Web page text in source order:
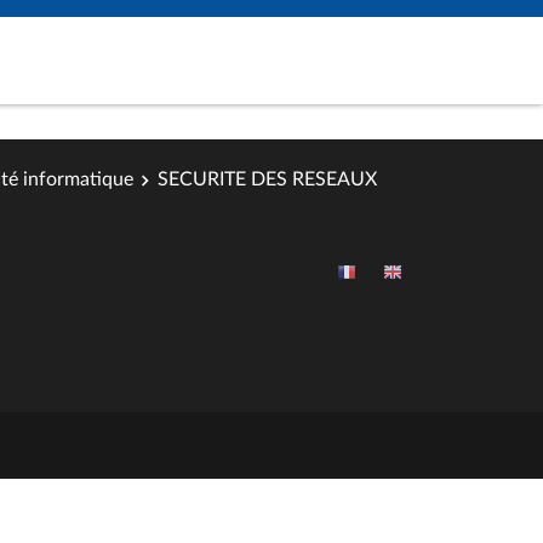
informatique SECURITE DES RESEAUX